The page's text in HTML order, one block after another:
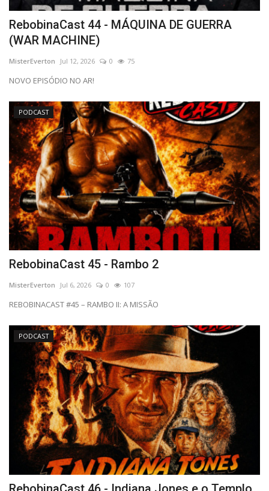
RebobinaCast 44 - MÁQUINA DE GUERRA
(WAR MACHINE)
MisterEverton Jul 12, 2026 0 75
NOVO EPISÓDIO NO AR!
PODCAST
RebobinaCast 45 - Rambo 2
MisterEverton Jul 6, 2026 0 107
REBOBINACAST #45 – RAMBO II: A MISSÃO
PODCAST